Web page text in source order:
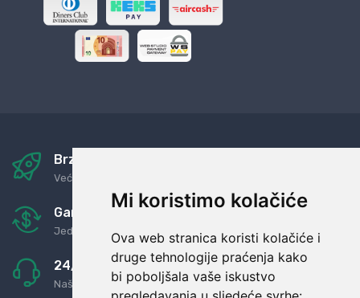
Mi koristimo kolačiće
Ova web stranica koristi kolačiće i
druge tehnologije praćenja kako
bi poboljšala vaše iskustvo
Brza i sigurna dostava
Već za nekoliko dana kod vas
Garancija u povrat novaca
Jednostavno pravilo: Roba za novac
24/7 odlična podrška
Naši agenti uvijek na raspolaganju